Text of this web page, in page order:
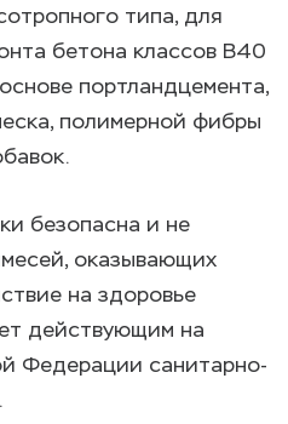
типа, для
бетона классов В40
портландцемента,
полимерной фибры
безопасна и не
оказывающих
на здоровье
действующим на
Федерации санитарно-